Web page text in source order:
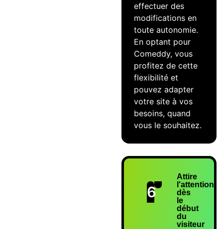
effectuer des
modifications en
toute autonomie.
En optant pour
Comeddy, vous
profitez de cette
flexibilité et
pouvez adapter
votre site à vos
besoins, quand
vous le souhaitez.
6
Attire
l'attention
dès
le
début
du
visiteur